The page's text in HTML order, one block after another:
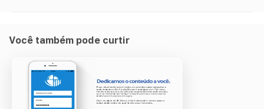
Você também pode curtir